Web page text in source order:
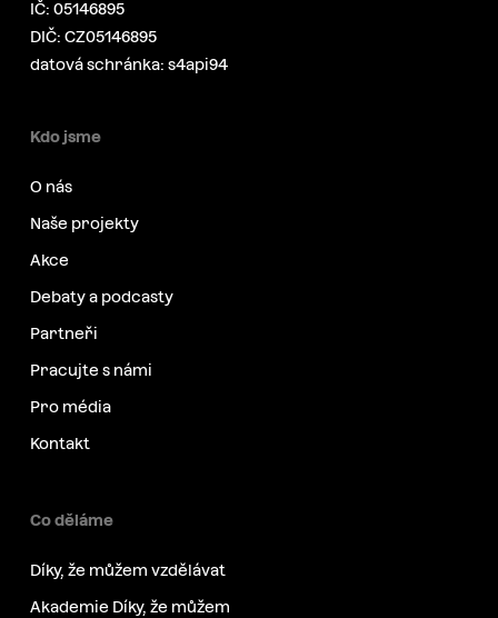
IČ: 05146895
DIČ: CZ05146895
datová schránka: s4api94
Kdo jsme
O nás
Naše projekty
Akce
Debaty a podcasty
Partneři
Pracujte s námi
Pro média
Kontakt
Co děláme
Díky, že můžem vzdělávat
Akademie Díky, že můžem